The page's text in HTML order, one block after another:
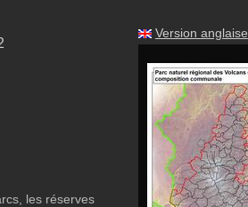
les réserves
Version anglaise